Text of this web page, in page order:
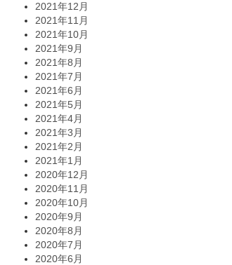
2021年12月
2021年11月
2021年10月
2021年9月
2021年8月
2021年7月
2021年6月
2021年5月
2021年4月
2021年3月
2021年2月
2021年1月
2020年12月
2020年11月
2020年10月
2020年9月
2020年8月
2020年7月
2020年6月